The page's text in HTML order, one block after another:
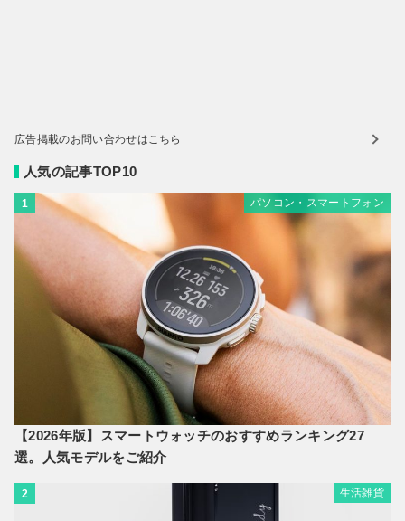
広告掲載のお問い合わせはこちら
人気の記事TOP10
1 パソコン・スマートフォン
【2026年版】スマートウォッチのおすすめランキング27
選。人気モデルをご紹介
2 生活雑貨